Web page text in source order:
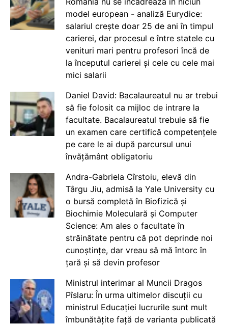
model european - analiză Eurydice:
salariul crește doar 25 de ani în timpul
carierei, dar procesul e între statele cu
venituri mari pentru profesori încă de
la începutul carierei și cele cu cele mai
mici salarii
Daniel David: Bacalaureatul nu ar trebui
să fie folosit ca mijloc de intrare la
facultate. Bacalaureatul trebuie să fie
un examen care certifică competențele
pe care le ai după parcursul unui
învățământ obligatoriu
Andra-Gabriela Cîrstoiu, elevă din
Târgu Jiu, admisă la Yale University cu
o bursă completă în Biofizică și
Biochimie Moleculară și Computer
Science: Am ales o facultate în
străinătate pentru că pot deprinde noi
cunoștințe, dar vreau să mă întorc în
țară și să devin profesor
Ministrul interimar al Muncii Dragos
Pîslaru: În urma ultimelor discuții cu
ministrul Educației lucrurile sunt mult
îmbunătățite față de varianta publicată